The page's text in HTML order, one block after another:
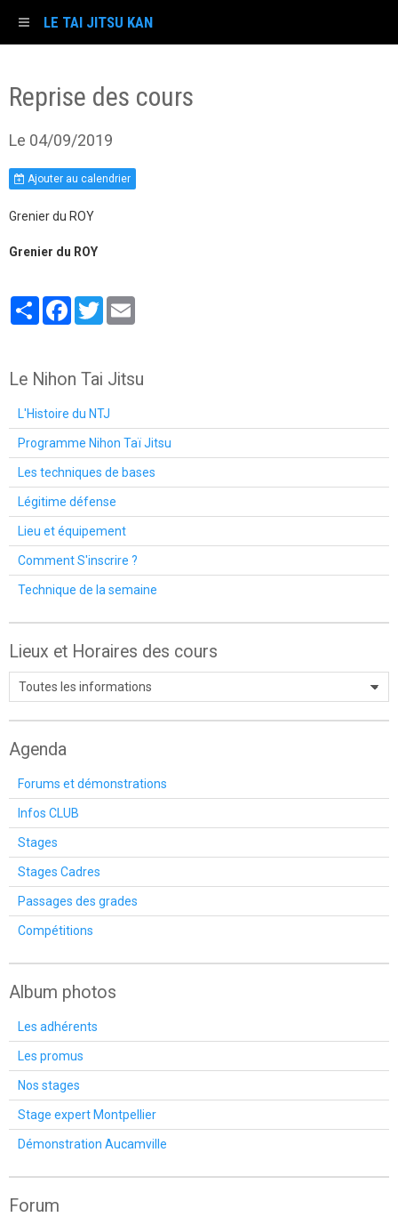
LE TAI JITSU KAN
Reprise des cours
Le 04/09/2019
Ajouter au calendrier
Grenier du ROY
Grenier du ROY
PartagerFacebook
Twitter
Le Nihon Tai Jitsu
L'Histoire du NTJ
Programme Nihon Taï Jitsu
Les techniques de bases
Légitime défense
Lieu et équipement
Comment S'inscrire ?
Technique de la semaine
Lieux et Horaires des cours
Agenda
Forums et démonstrations
Infos CLUB
Stages
Stages Cadres
Passages des grades
Compétitions
Album photos
Les adhérents
Les promus
Nos stages
Stage expert Montpellier
Démonstration Aucamville
Forum